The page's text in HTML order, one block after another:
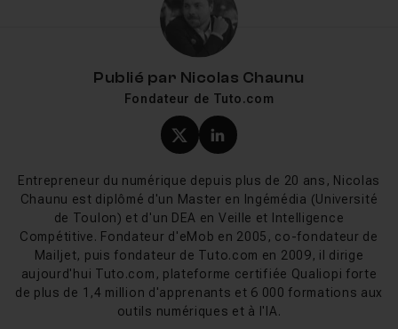
Publié par Nicolas Chaunu
Fondateur de Tuto.com
Profil X (twitter) de
Profil LinkedIn de
Entrepreneur du numérique depuis plus de 20 ans, Nicolas
Chaunu est diplômé d'un Master en Ingémédia (Université
de Toulon) et d'un DEA en Veille et Intelligence
Compétitive. Fondateur d'eMob en 2005, co-fondateur de
Mailjet, puis fondateur de Tuto.com en 2009, il dirige
aujourd'hui Tuto.com, plateforme certifiée Qualiopi forte
de plus de 1,4 million d'apprenants et 6 000 formations aux
outils numériques et à l'IA.